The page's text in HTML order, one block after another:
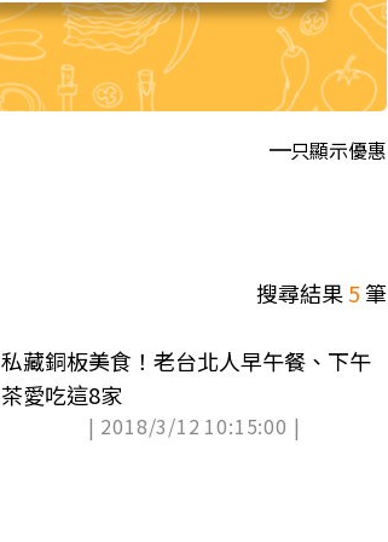
只顯示優惠
搜尋結果5筆
私藏銅板美食！老台北人早午餐、下午
茶愛吃這8家
| 2018/3/12 10:15:00 |